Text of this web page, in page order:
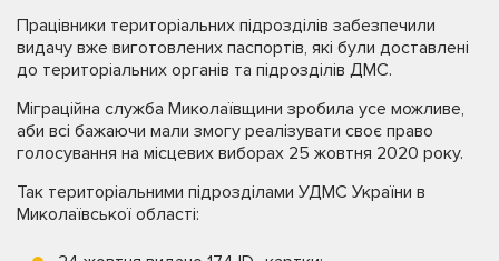
Працівники територіальних підрозділів забезпечили
видачу вже виготовлених паспортів, які були доставлені
до територіальних органів та підрозділів ДМС.
Міграційна служба Миколаївщини зробила усе можливе,
аби всі бажаючи мали змогу реалізувати своє право
голосування на місцевих виборах 25 жовтня 2020 року.
Так територіальними підрозділами УДМС України в
Миколаївської області: